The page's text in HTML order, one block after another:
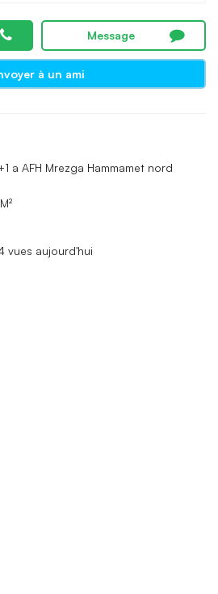
Message
à un ami
a AFH Mrezga Hammamet nord
vues aujourd'hui